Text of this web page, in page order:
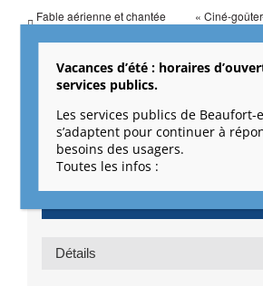
Fable aérienne et chantée
« Ciné-
Détails
Vacances d’été : horaires
services publics.
Les services publics de Beaufort-
s’adaptent pour continuer à
besoins des usagers.
Toutes les infos :